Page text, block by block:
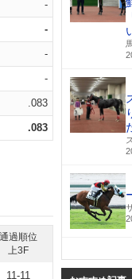
-
-
-
-
.083
.083
通過順位
上3F
11-11